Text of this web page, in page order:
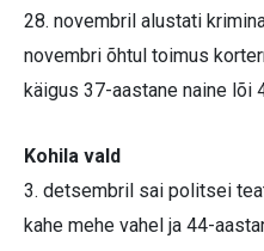
28. novembril alustati
novembri õhtul toimus
käigus 37-aastane naine lõi
Kohila vald
3. detsembril sai politsei
kahe mehe vahel ja 44-